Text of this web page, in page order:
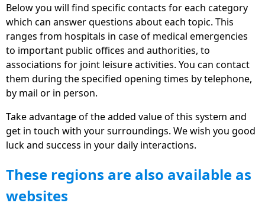
Το Welcome App Germany είναι πλέον απλά και
ευρέως διαθέσιμο ως έκδοση ιστότοπου στο
deutschland.welcome-app-germany.de
Η πλατφόρμα Sisters www.Familie-und-
Beruf.online για καλύτερη ισορροπία εργασίας-
προσωπικής ζωής, διαθέσιμη ως δωρεάν
Το νέο τμήμα "Αγορά εργασίας" παρέχει πολλές
συμβουλές και πληροφορίες που θα σας
εργασίας
Τα κινούμενα βίντεο εξήγησης απευθείας σε
Below you will find specific contacts for each category
which can answer questions about each topic. This
ranges from hospitals in case of medical emergencies
to important public offices and authorities, to
associations for joint leisure activities. You can contact
them during the specified opening times by telephone,
by mail or in person.
Take advantage of the added value of this system and
get in touch with your surroundings. We wish you good
luck and success in your daily interactions.
These regions are also available as
websites